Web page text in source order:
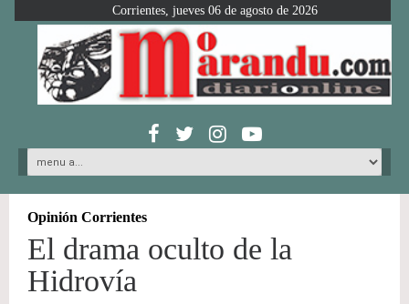
Corrientes, jueves 06 de agosto de 2026
Opinión Corrientes
El drama oculto de la
Hidrovía